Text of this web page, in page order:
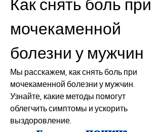
Как снять боль при
мочекаменной
болезни у мужчин
Мы расскажем, как снять боль при
мочекаменной болезни у мужчин.
Узнайте, какие методы помогут
облегчить симптомы и ускорить
выздоровление.